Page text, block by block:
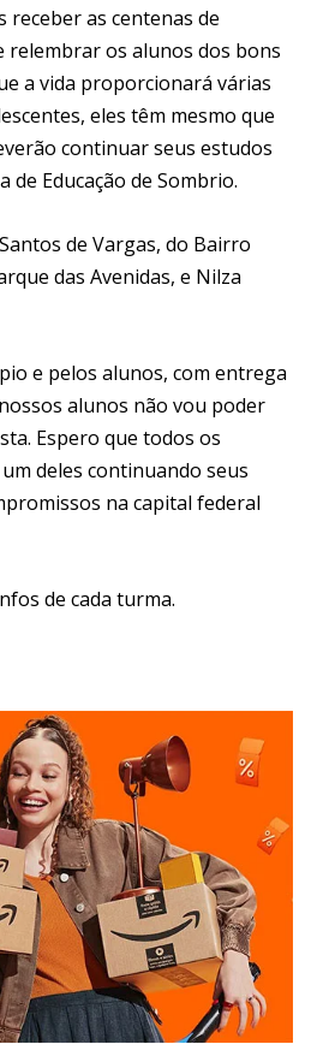
as centenas de
relembrar os alunos dos bons
a vida proporcionará várias
eles têm mesmo que
continuar seus estudos
de Educação de Sombrio.
de Vargas, do Bairro
das Avenidas, e Nilza
e pelos alunos, com entrega
alunos não vou poder
Espero que todos os
deles continuando seus
na capital federal
de cada turma.